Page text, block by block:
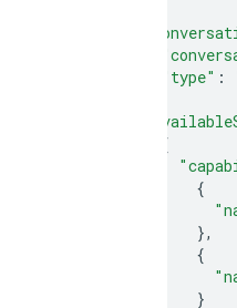
"type" :
{
{
},
{
}